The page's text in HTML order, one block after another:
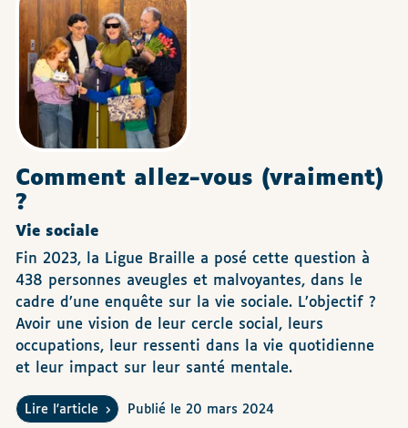
Comment allez-vous (vraiment)
?
Vie sociale
Fin 2023, la Ligue Braille a posé cette question à
438 personnes aveugles et malvoyantes, dans le
cadre d’une enquête sur la vie sociale. L’objectif ?
Avoir une vision de leur cercle social, leurs
occupations, leur ressenti dans la vie quotidienne
et leur impact sur leur santé mentale.
Lire l'article Publié le 20 mars 2024